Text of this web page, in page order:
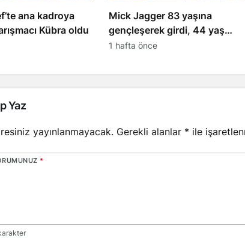
ana kadroya
Kübra oldu
Mick Jagger 83 yaşına
gençleşerek girdi, 44 yaş
küçük sevgilisiyle kutladı
1 hafta önce
Yaz
yayınlanmayacak. Gerekli alanlar * ile
*